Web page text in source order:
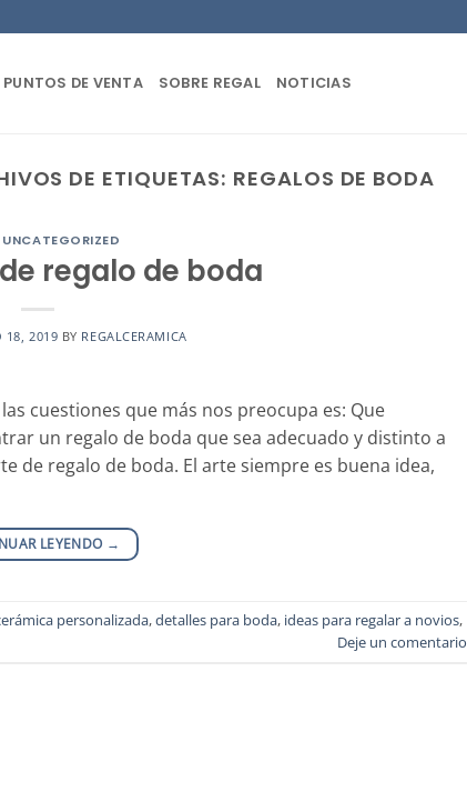
PUNTOS DE VENTA SOBRE REGAL NOTICIAS
DE ETIQUETAS: REGALOS DE BODA
UNCATEGORIZED
regalo de boda
18, 2019 BY REGALCERAMICA
cuestiones que más nos preocupa es: Que
un regalo de boda que sea adecuado y distinto a
de regalo de boda. El arte siempre es buena idea,
LEYENDO →
personalizada,detalles para boda, ideas para regalar a novios,
Deje un comentario